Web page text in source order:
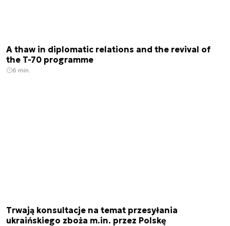
A thaw in diplomatic relations and the revival of
the T-70 programme
6 min.
Trwają konsultacje na temat przesyłania
ukraińskiego zboża m.in. przez Polskę